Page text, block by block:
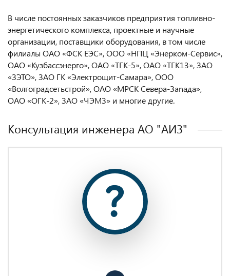
В числе постоянных заказчиков предприятия топливно-
энергетического комплекса, проектные и научные
организации, поставщики оборудования, в том числе
филиалы ОАО «ФСК ЕЭС», ООО «НПЦ «Энерком-Сервис»,
ОАО «Кузбассэнерго», ОАО «ТГК-5», ОАО «ТГК13», ЗАО
«ЗЭТО», ЗАО ГК «Электрощит-Самара», ООО
«Волгоградсетьстрой», ОАО «МРСК Севера-Заnада»,
ОАО «ОГК-2», ЗАО «ЧЭМЗ» и многие другие.
Консультация инженера AO "АИЗ"